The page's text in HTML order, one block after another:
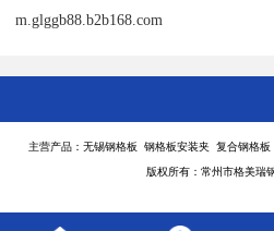
m.glggb88.b2b168.com
主营产品：无锡钢格板 钢格板安装夹 复合钢格
版权所有：常州市格美瑞